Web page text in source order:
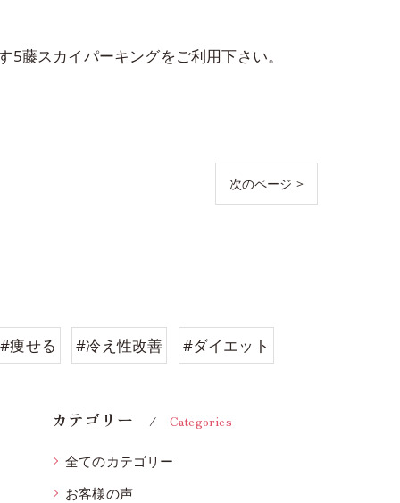
スカイパーキングをご利用下さい。
次のページ >
#痩せる #冷え性改善 #ダイエット
カテゴリー Categories
全てのカテゴリー
お客様の声